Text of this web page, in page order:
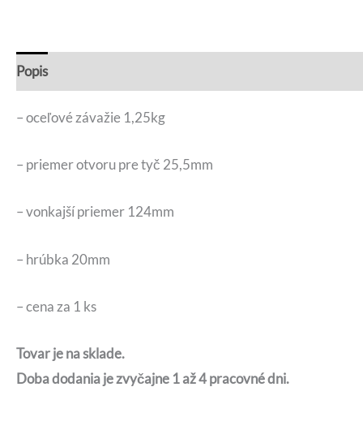
Popis
– oceľové závažie 1,25kg
– priemer otvoru pre tyč 25,5mm
– vonkajší priemer 124mm
– hrúbka 20mm
– cena za 1 ks
Tovar je na sklade.
Doba dodania je zvyčajne 1 až 4 pracovné dni.